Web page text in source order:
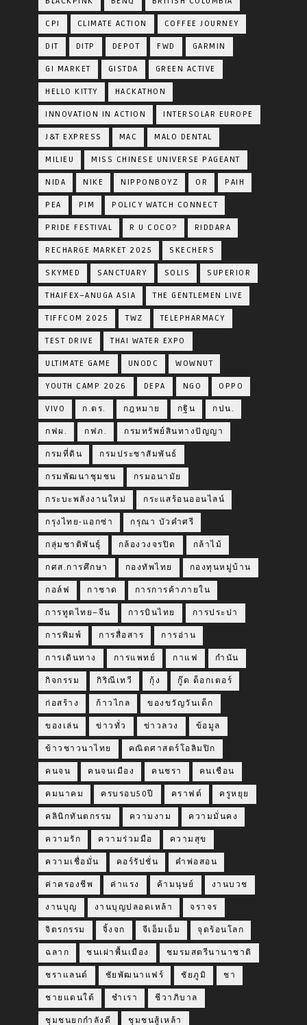
CPI CLIMATE ACTION COFFEE JOURNEY
DIT DITP DEPOT FWD GARMIN
GI MARKET GISTDA GREEN ACTIVE
HELLO KITTY HACKATHON
INNOVATION IN ACTION INTERSOLAR EUROPE
J&T EXPRESS MAC MALO DENTAL
MILIEU MISS CHINESE UNIVERSE PAGEANT
NIDA NIKE NIPPONBOYZ OR PAIH
PEA PIM POLICY WATCH CONNECT
PRIDE FESTIVAL R U COCO? RIDDARA
RECHARGE MARKET 2025 SKECHERS
SKYMED SANCTUARY SOLIS SUPERIOR
THAIFEX–ANUGA ASIA THE GENTLEMEN LIVE
TIFFCOM 2025 TWZ TELEPHARMACY
TEST DRIVE THAI WATER EXPO
ULTIMATE GAME UNODC WOWNUT
YOUTH CAMP 2026 DEPA NGO OPPO
VIVO ก.ตร. กฎหมาย กฐิน กปน.
กฟผ. กฟภ. กรมทรัพย์สินทางปัญญา
กรมที่ดิน กรมประชาสัมพันธ์
กรมพัฒนาชุมชน กรมอนามัย
กระบะพลังงานใหม่ กระแสร้อนออนไลน์
กรุงไทย-แอกซ่า กรุณา บัวคำศรี
กลุ่มชาติพันธุ์ กล้องวงจรปิด กล้าไม้
กศส.การศึกษา กองทัพไทย กองทุนหมู่บ้าน
กอล์ฟ กาชาด การการค้าภายใน
การทูตไทย–จีน การบินไทย การประปา
การพิมพ์ การสื่อสาร การอ่าน
การเดินทาง การแพทย์ กาแฟ กำนัน
กิจกรรม กิริณีเทวี กุ้ง กู๊ด ด็อกเตอร์
ก่อสร้าง ก้าวไกล ของขวัญวันเด็ก
ของเล่น ข่าวทั่ว ข่าวลวง ข้อมูล
ข้าวชาวนาไทย คณิตศาสตร์โอลิมปิก
คนจน คนจนเมือง คนชรา คนเชือน
คมนาคม ครบรอบ50ปี คราฟต์ ครูหยุย
คลินิกทันตกรรม ความงาม ความมั่นคง
ความรัก ความร่วมมือ ความสุข
ความเชื่อมั่น คอร์รัปชั่น คำพ่อสอน
ค่าครองชีพ ค่าแรง ค้ามนุษย์ งานบวช
งานบุญ งานบุญปลอดเหล้า จราจร
จิตรกรรม จิ้งจก จีเอ็มเอ็ม จุดร้อนโลก
ฉลาก ชนเผ่าพื้นเมือง ชมรมสตรีนานาชาติ
ชราแลนด์ ชัยพัฒนาแฟร์ ชัยภูมิ ชา
ชายแดนใต้ ชำเรา ชีวาภิบาล
ชุมชนยกกำลังดี ชุมชนสู้เหล้า